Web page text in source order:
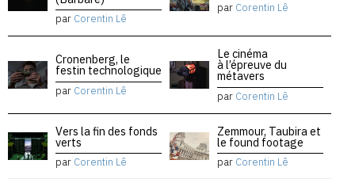
par Corentin Lê
par Corentin Lê
Cronenberg, le
festin technologique
par Corentin Lê
Le cinéma
à l’épreuve du
métavers
par Corentin Lê
Vers la fin des fonds
verts
par Corentin Lê
Zemmour, Taubira et
le found footage
par Corentin Lê